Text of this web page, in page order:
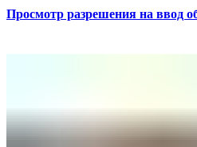
Просмотр разрешения на ввод